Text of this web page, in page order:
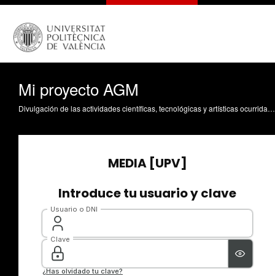
Mi proyecto AGM
Divulgación de las actividades científicas, tecnológicas y artísticas ocurridas en los tres campus de la UPV